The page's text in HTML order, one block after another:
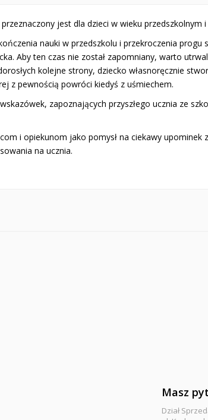
jest dla dzieci w wieku przedszkolnym
nauki w przedszkolu i przekroczenia progu
Aby ten czas nie został zapomniany, warto
kolejne strony, dziecko własnoręcznie
z pewnością powróci kiedyś z uśmiechem.
zapoznających przyszłego ucznia ze
i opiekunom jako pomysł na ciekawy upominek
na ucznia.
Masz
Dział